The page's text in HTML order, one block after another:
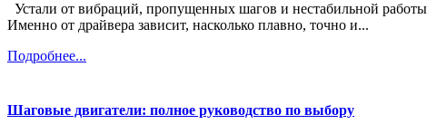
Устали от вибраций, пропущенных шагов и нестабильной
Именно от драйвера зависит, насколько плавно, точно и...
Подробнее...
Шаговые двигатели: полное руководство по выбору